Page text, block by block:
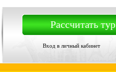
Рассчитать тур
Вход в личный кабинет